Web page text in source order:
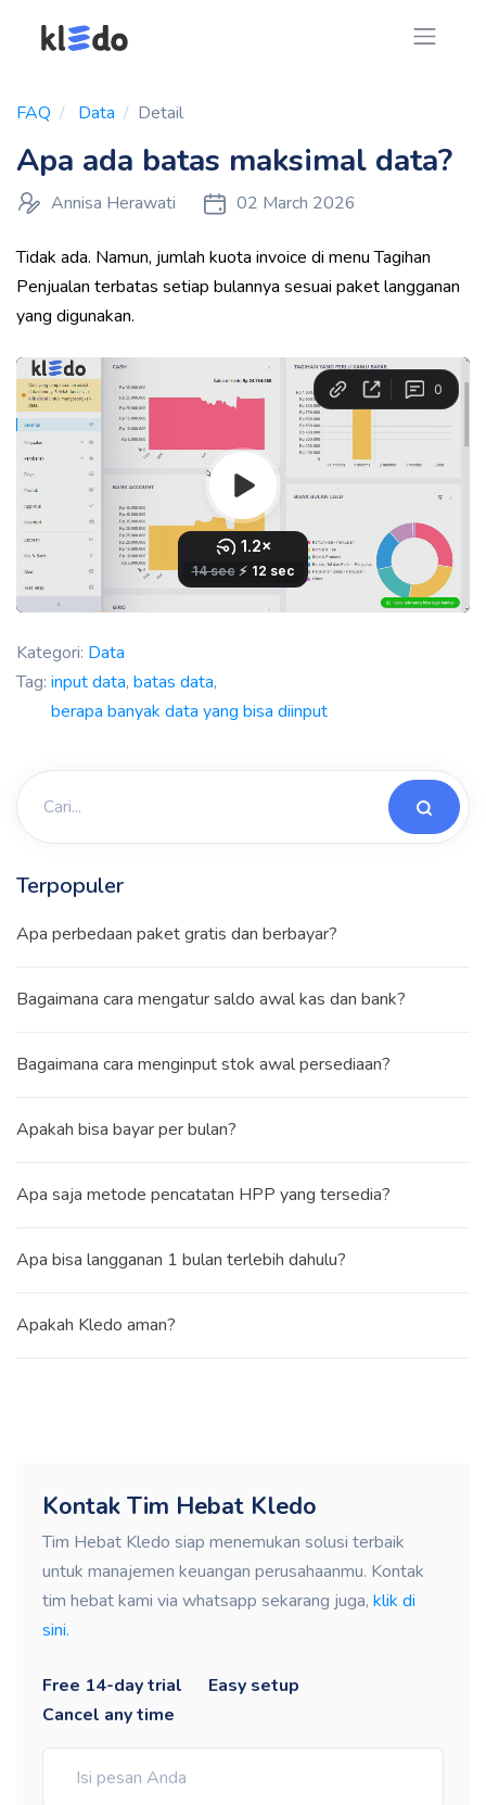
FAQ Data Detail
Apa ada batas maksimal data?
Annisa Herawati 02 March 2026
Tidak ada. Namun, jumlah kuota invoice di menu Tagihan
Penjualan terbatas setiap bulannya sesuai paket langganan
yang digunakan.
Kategori: Data
Tag: input data, batas data,
berapa banyak data yang bisa diinput
Terpopuler
Apa perbedaan paket gratis dan berbayar?
Bagaimana cara mengatur saldo awal kas dan bank?
Bagaimana cara menginput stok awal persediaan?
Apakah bisa bayar per bulan?
Apa saja metode pencatatan HPP yang tersedia?
Apa bisa langganan 1 bulan terlebih dahulu?
Apakah Kledo aman?
Kontak Tim Hebat Kledo
Tim Hebat Kledo siap menemukan solusi terbaik
untuk manajemen keuangan perusahaanmu. Kontak
tim hebat kami via whatsapp sekarang juga, klik di
sini.
Free 14-day trial
Easy setup
Cancel any time